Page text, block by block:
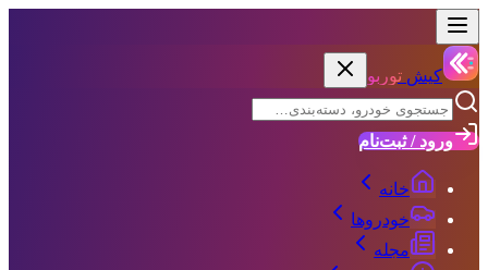
کیش توربو
ورود / ثبت‌نام
خانه
خودروها
مجله